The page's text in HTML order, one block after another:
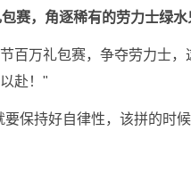
赛，角逐稀有的劳力士绿水
百万礼包赛，争夺劳力士，
赴！"
保持好自律性，该拼的时